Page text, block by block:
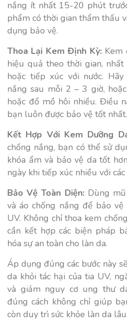
nắng ít nhất 15-20 phút
phẩm có thời gian thẩm thấu
dụng bảo vệ.
Thoa Lại Kem Định Kỳ: Kem
hiệu quả theo thời gian,
hoặc tiếp xúc với nước.
nắng sau mỗi 2 – 3 giờ,
hoặc đổ mồ hôi nhiều. Điều
bạn luôn được bảo vệ tốt nhất.
Kết Hợp Với Kem Dưỡng
chống nắng, bạn có thể sử
khóa ẩm và bảo vệ da tốt
ngày khi tiếp xúc nhiều với
Bảo Vệ Toàn Diện: Dùng
và áo chống nắng để bảo
UV. Không chỉ thoa kem
cần kết hợp các biện pháp
hóa sự an toàn cho làn da.
Áp dụng đúng các bước này
da khỏi tác hại của tia UV,
và giảm nguy cơ ung thư
đúng cách không chỉ giúp
còn duy trì sức khỏe làn da